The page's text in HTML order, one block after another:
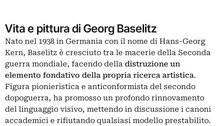
Vita e pittura di Georg Baselitz
Nato nel 1938 in Germania con il nome di Hans-Georg
Kern, Baselitz è cresciuto tra le macerie della Seconda
guerra mondiale, facendo della distruzione un
elemento fondativo della propria ricerca artistica.
Figura pionieristica e anticonformista del secondo
dopoguerra, ha promosso un profondo rinnovamento
del linguaggio visivo, mettendo in discussione i canoni
accademici e rifiutando qualsiasi modello prestabilito.